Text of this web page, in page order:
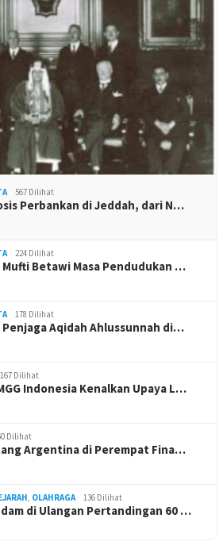
567 Dilihat
Perbankan di Jeddah, dari N…
224 Dilihat
Mufti Betawi Masa Pendudukan …
178 Dilihat
Penjaga Aqidah Ahlussunnah di…
167 Dilihat
Indonesia Kenalkan Upaya L…
Dilihat
Argentina di Perempat Fina…
OLAHRAGA 136 Dilihat
di Ulangan Pertandingan 60 …